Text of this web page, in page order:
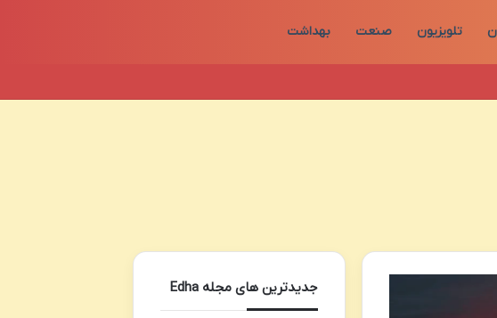
تلویزیون صنعت بهداشت
جدیدترین های مجله Edha